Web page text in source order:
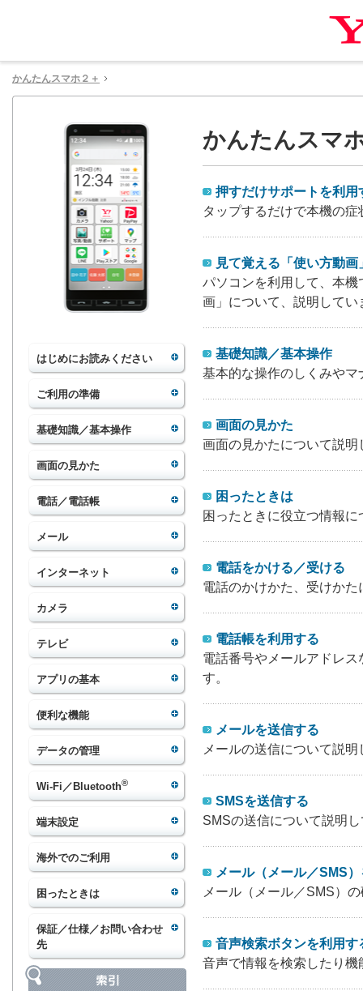
かんたんスマホ２＋
はじめにお読みください
ご利用の準備
基礎知識／基本操作
画面の見かた
電話／電話帳
メール
インターネット
カメラ
テレビ
アプリの基本
便利な機能
データの管理
Wi-Fi／Bluetooth®
端末設定
海外でのご利用
困ったときは
保証／仕様／お問い合わせ
先
かんたんスマ
押すだけサポートを利用
タップするだけで本機の
見て覚える「使い方動画
パソコンを利用して、本
画」について、説明してい
基礎知識／基本操作
基本的な操作のしくみや
画面の見かた
画面の見かたについて説明
困ったときは
困ったときに役立つ情報
電話をかける／受ける
電話のかけかた、受けか
電話帳を利用する
電話番号やメールアドレ
す。
メールを送信する
メールの送信について説
SMSを送信する
SMSの送信について説明
メール（メール／SMS
メール（メール／SMS）
音声検索ボタンを利用す
音声で情報を検索したり